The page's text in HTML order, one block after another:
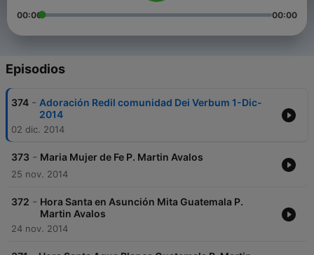
00:00 00:00
Episodios
374 - Adoración Redil comunidad Dei Verbum 1-Dic-
2014
02 dic. 2014
373 - Maria Mujer de Fe P. Martin Avalos
25 nov. 2014
372 - Hora Santa en Asunción Mita Guatemala P.
Martin Avalos
24 nov. 2014